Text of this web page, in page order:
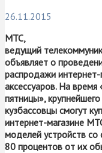
26.11.2015
МТС,
ведущий
объявляет о
распродажи
аксессуаров. На время
пятницы»,
кузбассовцы смогут
интернет-магазине
моделей устройств со
80 процентов от их